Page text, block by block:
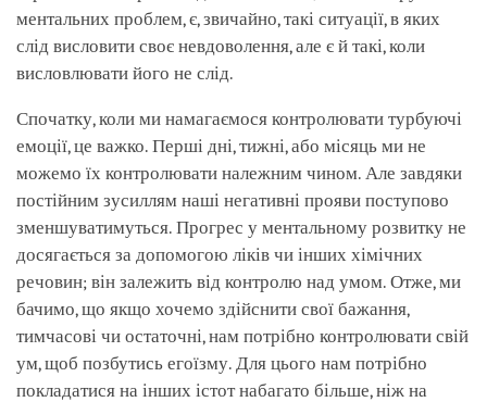
ментальних проблем, є, звичайно, такі ситуації, в яких
слід висловити своє невдоволення, але є й такі, коли
висловлювати його не слід.
Спочатку, коли ми намагаємося контролювати турбуючі
емоції, це важко. Перші дні, тижні, або місяць ми не
можемо їх контролювати належним чином. Але завдяки
постійним зусиллям наші негативні прояви поступово
зменшуватимуться. Прогрес у ментальному розвитку не
досягається за допомогою ліків чи інших хімічних
речовин; він залежить від контролю над умом. Отже, ми
бачимо, що якщо хочемо здійснити свої бажання,
тимчасові чи остаточні, нам потрібно контролювати свій
ум, щоб позбутись егоїзму. Для цього нам потрібно
покладатися на інших істот набагато більше, ніж на